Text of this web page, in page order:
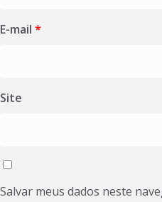
E-mail *
Site
Salvar meus dados neste